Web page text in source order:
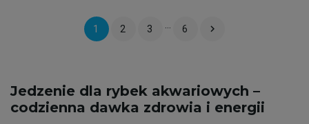
1 2 3 6 
Jedzenie dla rybek akwariowych –
codzienna dawka zdrowia i energii